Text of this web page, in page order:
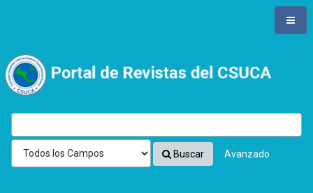
Bonilla Sandi, Alban'
VuFind
Buscar Avanzado